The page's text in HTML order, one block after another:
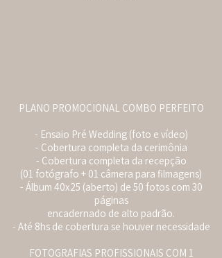
PLANO PROMOCIONAL COMBO PERFEITO
- Ensaio Pré Wedding (foto e vídeo)
- Cobertura completa da cerimônia
- Cobertura completa da recepção
(01 fotógrafo + 01 câmera para filmagens)
- Álbum 40x25 (aberto) de 50 fotos com 30
páginas
encadernado de alto padrão.
- Até 8hs de cobertura se houver necessidade
FOTOGRAFIAS PROFISSIONAIS COM 1